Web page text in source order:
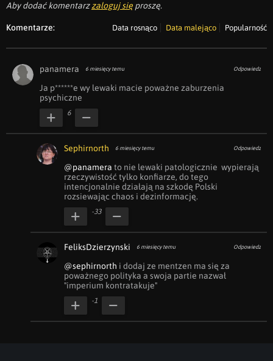
Aby dodać komentarzzaloguj się proszę.
Komentarze: Data rosnąco Data malejąco Popularność
panamera 6 miesięcy temu Odpowiedz
Ja p******e wy lewaki macie poważne zaburzenia
psychiczne
6
Sephirnorth 6 miesięcy temu Odpowiedz
@panamera to nie lewaki patologicznie  wypierają
rzeczywistość tylko konfiarze, do tego
intencjonalnie działają na szkodę Polski
rozsiewając chaos i dezinformację.
-33
FeliksDzierzynski 6 miesięcy temu Odpowiedz
@sephirnorth i dodaj ze mentzen ma się za
poważnego polityka a swoja partie nazwał
"imperium kontratakuje"
-1